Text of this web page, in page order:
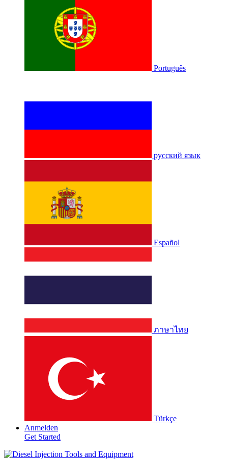
Português
русский язык
Español
ภาษาไทย
Türkçe
Anmelden
Get Started